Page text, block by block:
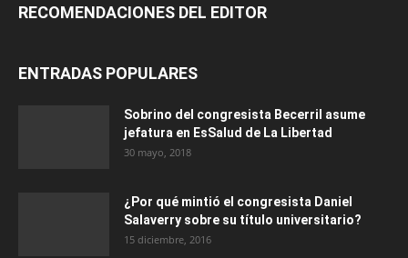
RECOMENDACIONES DEL EDITOR
ENTRADAS POPULARES
Sobrino del congresista Becerril asume
jefatura en EsSalud de La Libertad
30 mayo, 2018
¿Por qué mintió el congresista Daniel
Salaverry sobre su título universitario?
15 diciembre, 2016